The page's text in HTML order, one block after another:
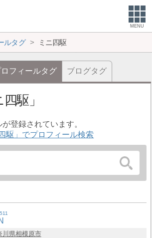
MENU
ルタグ ミニ四駆
ロフィールタグ ブログタグ
四駆
登録されています。
駆」でプロフィール検索
川県相模原市